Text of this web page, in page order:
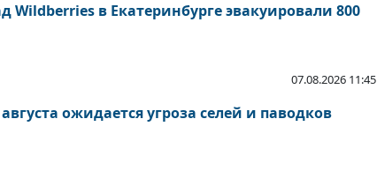
Wildberries в Екатеринбурге эвакуировали 800
07.08.2026 11:45
ожидается угроза селей и паводков